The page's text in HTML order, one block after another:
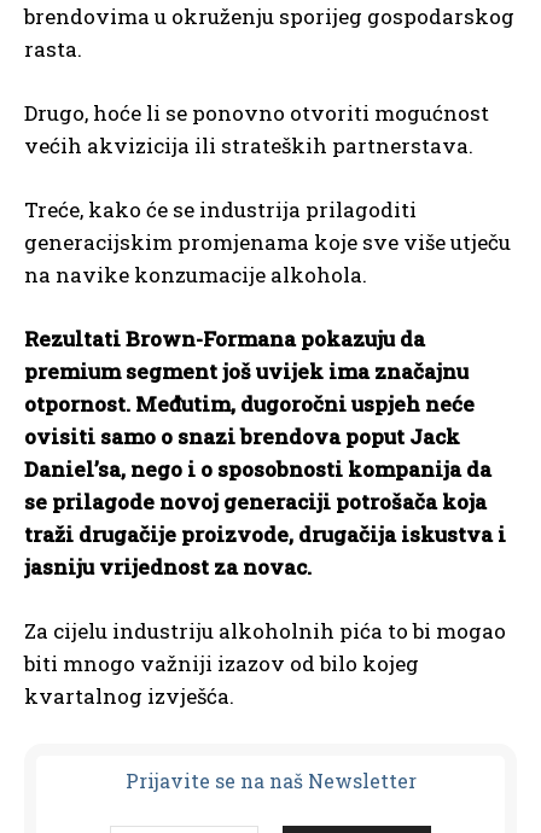
brendovima u okruženju sporijeg gospodarskog
rasta.
Drugo, hoće li se ponovno otvoriti mogućnost
većih akvizicija ili strateških partnerstava.
Treće, kako će se industrija prilagoditi
generacijskim promjenama koje sve više utječu
na navike konzumacije alkohola.
Rezultati Brown-Formana pokazuju da
premium segment još uvijek ima značajnu
otpornost. Međutim, dugoročni uspjeh neće
ovisiti samo o snazi brendova poput Jack
Daniel’sa, nego i o sposobnosti kompanija da
se prilagode novoj generaciji potrošača koja
traži drugačije proizvode, drugačija iskustva i
jasniju vrijednost za novac.
Za cijelu industriju alkoholnih pića to bi mogao
biti mnogo važniji izazov od bilo kojeg
kvartalnog izvješća.
Prijavite se na naš Newsletter